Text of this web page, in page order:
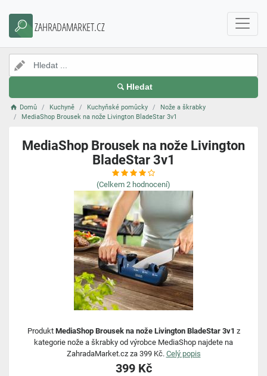
ZAHRADAMARKET.CZ
Hledat
Domů Kuchyně Kuchyňské pomůcky
Nože a škrabky
MediaShop Brousek na nože Livington BladeStar 3v1
MediaShop Brousek na nože Livington
BladeStar 3v1
(Celkem 2 hodnocení)
Produkt MediaShop Brousek na nože Livington BladeStar 3v1 z
kategorie nože a škrabky od výrobce MediaShop najdete na
ZahradaMarket.cz za 399 Kč. Celý popis
399 Kč